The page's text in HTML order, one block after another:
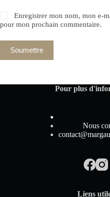
Enregistrer mon nom, mon e-
pour mon prochain commentaire.
Soumettre
Pour plus
Nous
Liens